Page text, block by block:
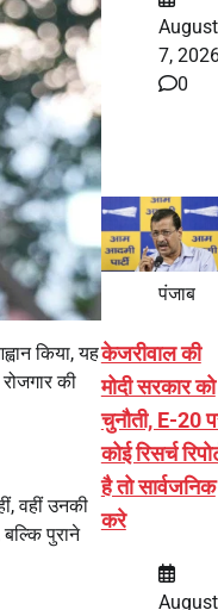
किया, यह
की
वहीं उनकी
पुराने
August
7,
0
पंजाब
केजरीवाल की
मोदी सरकार को
चुनौती, E-20
कोई रिसर्च
है तो सार्वजनिक
करे
August